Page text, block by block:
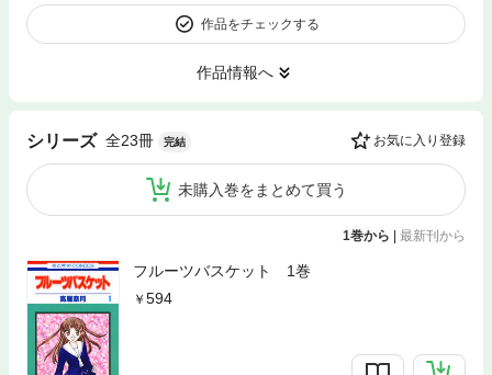
作品をチェックする
作品情報へ
シリーズ 全23冊 完結 お気に入り登録
未購入巻をまとめて買う
1巻から 最新刊から
フルーツバスケット 1巻
594